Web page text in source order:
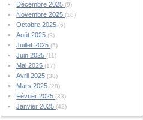
Décembre 2025(9)
Novembre 2025(16)
Octobre 2025(6)
Août 2025(9)
Juillet 2025(5)
Juin 2025(11)
Mai 2025(17)
Avril 2025(38)
Mars 2025(28)
Février 2025(33)
Janvier 2025(42)